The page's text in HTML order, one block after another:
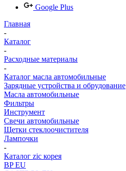
Google Plus
Главная
-
Каталог
-
Расходные материалы
-
Каталог масла автомобильные
Зарядные устройства и обрудование
Масла автомобильные
Фильтры
Инструмент
Свечи автомобильные
Щетки стеклоочистителя
Лампочки
-
Каталог zic корея
BP EU